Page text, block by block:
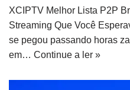
XCIPTV Melhor Lista P2P
Streaming Que Você
se pegou passando horas
em… Continue a ler »